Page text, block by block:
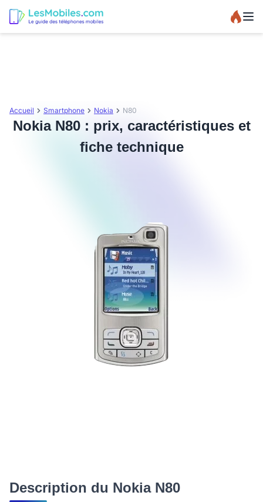
Accueil Smartphone Nokia N80
Nokia N80 : prix, caractéristiques et
fiche technique
Description du Nokia N80